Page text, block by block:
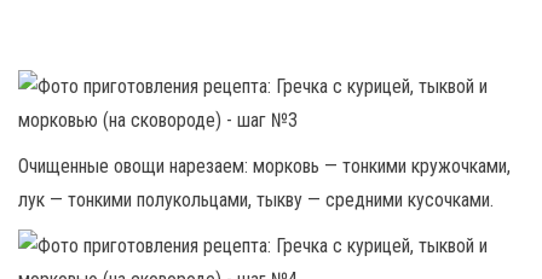
Очищенные овощи нарезаем: морковь — тонкими кружочками,
лук — тонкими полукольцами, тыкву — средними кусочками.